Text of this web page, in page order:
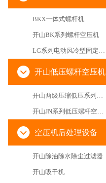
BKX一体式螺杆机
开山BK系列螺杆空压机
LG系列电动风冷型固定螺杆空气压缩机
开山低压螺杆空压机
开山两级压缩低压系列螺杆空气压缩机
开山JN系列低压螺杆空压机
空压机后处理设备
开山除油除水除尘过滤器
开山吸干机